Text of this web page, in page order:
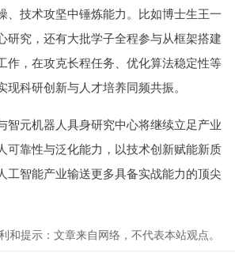
、技术攻坚中锤炼能力。比如博士生王一
研究，还有大批学子全程参与从框架搭建
作，在攻克长程任务、优化算法稳定性等
科研创新与人才培养同频共振。
智元机器人具身研究中心将继续立足产业
可靠性与泛化能力，以技术创新赋能新质
工智能产业输送更多具备实战能力的顶尖
和提示：文章来自网络，不代表本站观点。